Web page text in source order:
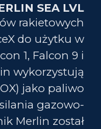
SEA LVL
rakietowych
do użytku w
1, Falcon 9 i
wykorzystują
jako paliwo
gazowo-
Merlin został